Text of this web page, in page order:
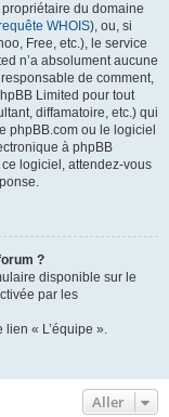
du domaine
WHOIS), ou, si
Free, etc.), le service
n’a absolument aucune
de comment,
Limited pour tout
diffamatoire, etc.) qui
phpBB.com ou le logiciel
à phpBB
logiciel, attendez-vous
?
disponible sur le
par les
« L’équipe ».
Aller